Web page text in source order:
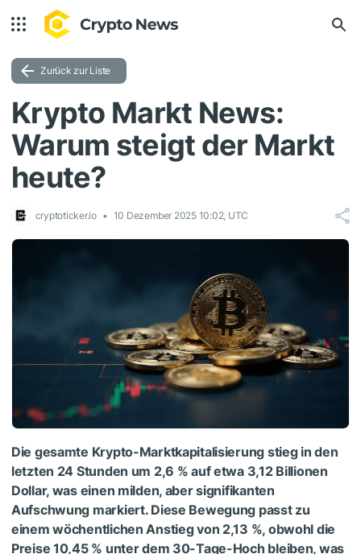
Zurück zur Liste
Krypto Markt News:
Warum steigt der Markt
heute?
cryptoticker.io 10 Dezember 2025 10:02, UTC
Die gesamte Krypto-Marktkapitalisierung stieg in den
letzten 24 Stunden um 2,6 % auf etwa 3,12 Billionen
Dollar, was einen milden, aber signifikanten
Aufschwung markiert. Diese Bewegung passt zu
einem wöchentlichen Anstieg von 2,13 %, obwohl die
Preise 10,45 % unter dem 30-Tage-Hoch bleiben, was